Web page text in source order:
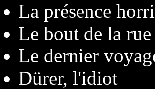
La présence
Le bout de la rue
Le dernier
Dürer, l'idiot